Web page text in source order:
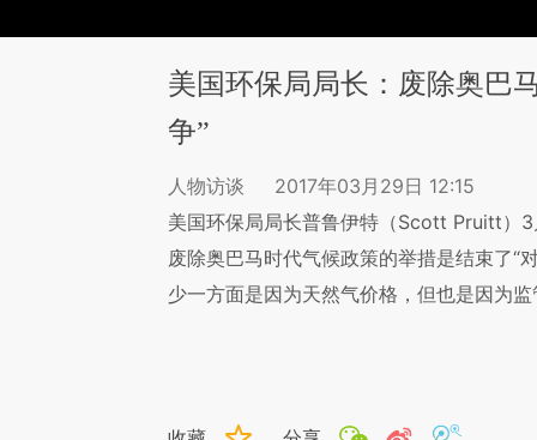
美国环保局局长：废除奥巴
争”
人物访谈
2017年03月29日 12:15
美国环保局局长普鲁伊特（Scott Pruitt）
废除奥巴马时代气候政策的举措是结束了“
少一方面是因为天然气价格，但也是因为